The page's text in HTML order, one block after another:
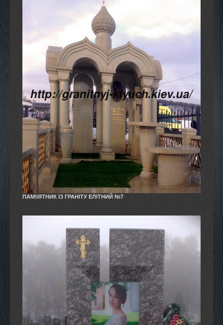
ПАМ\\ЯТНИК ІЗ ГРАНІТУ ЕЛІТНИЙ №7